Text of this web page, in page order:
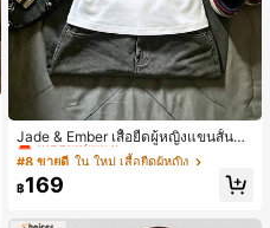
Jade & Ember เสื้อยืดผู้หญิงแขนสั้นสีตั
ดกันแบบแร็กแลน ดีไซน์กระดุมกบ สำห
รับฤดูร้อน
#8 ขายดี ใน ใหม่ เสื้อยืดผู้หญิง
เกือบหมดแล้ว!
#8 ขายดี ใน ใหม่ เสื้อยืดผู้หญิง
เกือบหมดแล้ว!
#8 ขายดี ใน ใหม่ เสื้อยืดผู้หญิง
เกือบหมดแล้ว!
#8 ขายดี
เกือบหมดแล้ว!
฿169